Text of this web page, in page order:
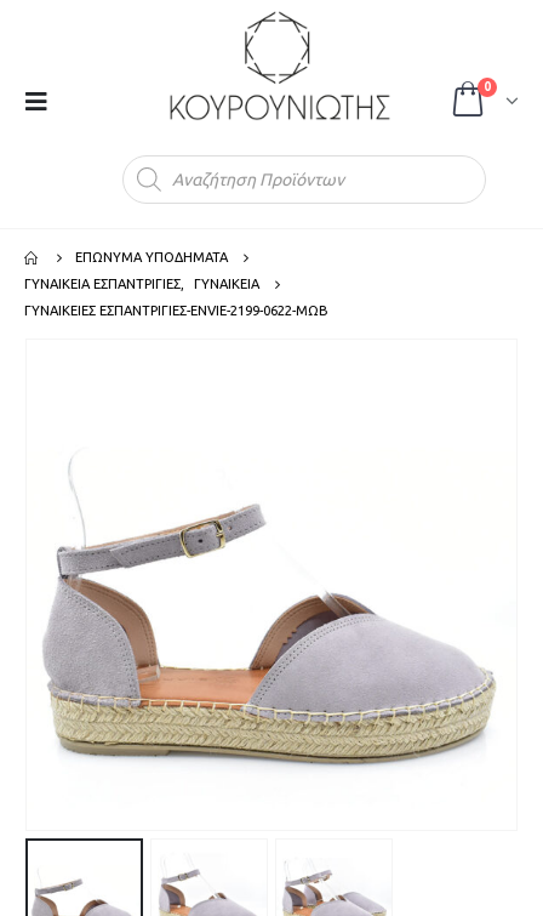
0
ΕΠΩΝΥΜΑ ΥΠΟΔΗΜΑΤΑ
ΓΥΝΑΙΚΕΙΑ ΕΣΠΑΝΤΡΙΓΙΕΣ
ΓΥΝΑΙΚΕΙΑ
ΓΥΝΑΙΚΕΙΕΣ ΕΣΠΑΝΤΡΙΓΙΕΣ-ENVIE-2199-0622-ΜΩΒ